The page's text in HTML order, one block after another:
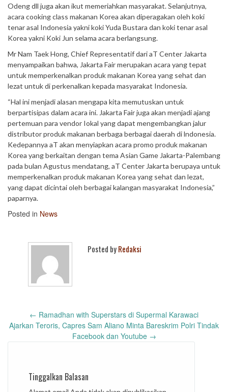
Odeng dll juga akan ikut memeriahkan masyarakat. Selanjutnya,
acara cooking class makanan Korea akan diperagakan oleh koki
tenar asal Indonesia yakni koki Yuda Bustara dan koki tenar asal
Korea yakni Koki Jun selama acara berlangsung.
Mr Nam Taek Hong, Chief Representatif dari aT Center Jakarta
menyampaikan bahwa, Jakarta Fair merupakan acara yang tepat
untuk memperkenalkan produk makanan Korea yang sehat dan
lezat untuk di perkenalkan kepada masyarakat Indonesia.
“Hal ini menjadi alasan mengapa kita memutuskan untuk
berpartisipas dalam acara ini. Jakarta Fair juga akan menjadi ajang
pertemuan para vendor Iokal yang dapat mengembangkan jalur
distributor produk makanan berbaga berbagai daerah di lndonesia.
Kedepannya aT akan menyiapkan acara promo produk makanan
Korea yang berkaitan dengan tema Asian Game Jakarta-Palembang
pada bulan Agustus mendatang, aT Center Jakarta berupaya untuk
memperkenalkan produk makanan Korea yang sehat dan lezat,
yang dapat dicintai oleh berbagai kalangan masyarakat Indonesia,”
paparnya.
Posted in News
Posted byRedaksi
navigation
← Ramadhan with Superstars di Supermal Karawaci
Ajarkan Teroris, Capres Sam Aliano Minta Bareskrim Polri Tindak
Facebook dan Youtube →
Tinggalkan Balasan